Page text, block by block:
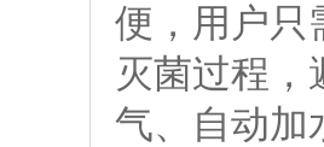
便，用户只
灭菌过程
气、自动加